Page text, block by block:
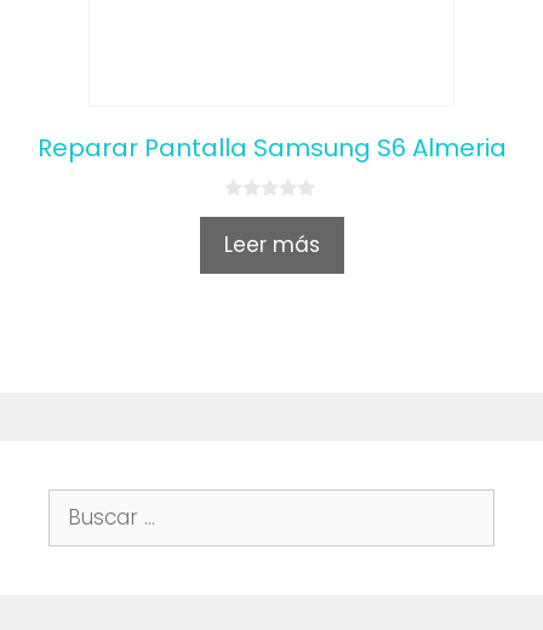
Reparar Pantalla Samsung S6 Almeria
0
u
Leer más
Buscar: